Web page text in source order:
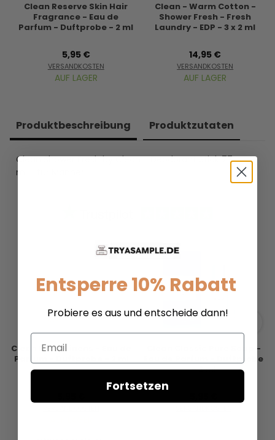
Clean Reserve Skin Hair
Fragrance - Eau de
Parfum - Duftprobe - 2 ml
5,95 €
VERSANDKOSTEN
AUF LAGER
Clean - Warm Cotton -
Shower Fresh - Fresh
Laundry - EDP - 3 x 2 ml
14,95 €
VERSANDKOSTEN
AUF LAGER
Produkt­beschreibung Produkt­zutaten
Clean Shower Fresh by Clean - Deodorant Stick 77
ml - für Männer
Clean Fresh Linens - Eau de
Parfum - Duftprobe - 2 ml
Clean Classic Pure Soap -
Eau de Parfum - Duftprobe
- 2 ml
Entsperre 10% Rabatt
Probiere es aus und entscheide dann!
Email
Fortsetzen